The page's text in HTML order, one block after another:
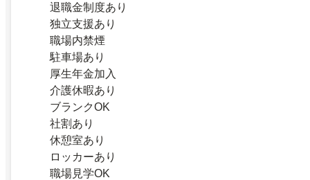
退職金制度あり
独立支援あり
職場内禁煙
駐車場あり
厚生年金加入
介護休暇あり
ブランクOK
社割あり
休憩室あり
ロッカーあり
職場見学OK